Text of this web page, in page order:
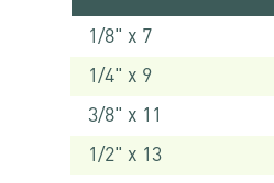
1/8" x 7
1/4" x 9
3/8" x 11
1/2" x 13